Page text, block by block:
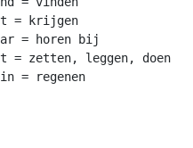
= krijgen
= horen bij
= zetten, leggen, doen